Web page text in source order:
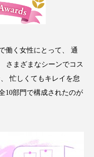
ネス
オゾン
ィ
働く女性にとって、 通
さまざまなシーンでコス
忙しくてもキレイを怠
10部門で構成されたのが